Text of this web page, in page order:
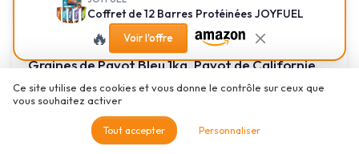
Graines de Pavot Bleu 1kg, Pavot de Californie
Graine pour l...
Le gros sachet pour ceux qui cuisinent vraiment
★★★★★
★★★★★
Coffret de 12 Barres Protéinées JOYFUEL
🔥 Voir l'offre
Ce site utilise des cookies et vous donne le contrôle sur ceux que
vous souhaitez activer
Tout accepter Personnaliser